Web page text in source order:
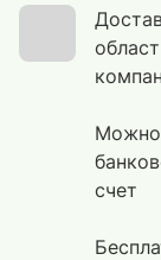
Можно
счет